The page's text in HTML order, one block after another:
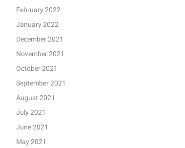
February 2022
January 2022
December 2021
November 2021
October 2021
September 2021
August 2021
July 2021
June 2021
May 2021